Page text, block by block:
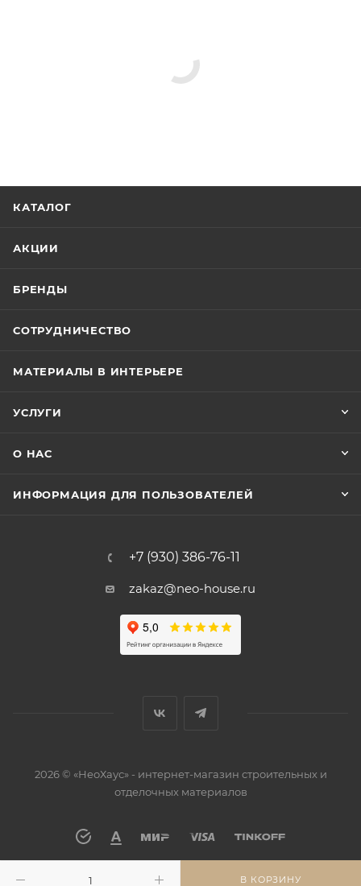
В КОРЗИНУ
КАТАЛОГ
АКЦИИ
БРЕНДЫ
СОТРУДНИЧЕСТВО
МАТЕРИАЛЫ В ИНТЕРЬЕРЕ
УСЛУГИ
О НАС
ИНФОРМАЦИЯ ДЛЯ ПОЛЬЗОВАТЕЛЕЙ
+7 (930) 386-76-11
zakaz@neo-house.ru
2026 © «НеоХаус» - интернет-магазин строительных и
отделочных материалов